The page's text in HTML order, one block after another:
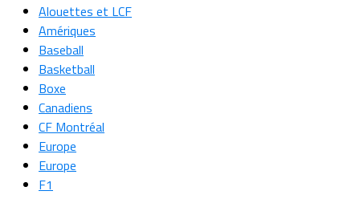
Alouettes et LCF
Amériques
Baseball
Basketball
Boxe
Canadiens
CF Montréal
Europe
Europe
F1